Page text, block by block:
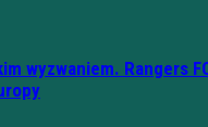
wyzwaniem. Rangers